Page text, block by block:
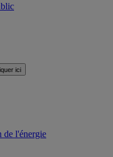
ici
de l'énergie